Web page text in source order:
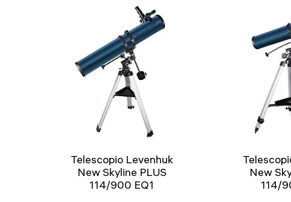
Telescopio Levenhuk
New Skyline PLUS
114/900 EQ1
New
114/